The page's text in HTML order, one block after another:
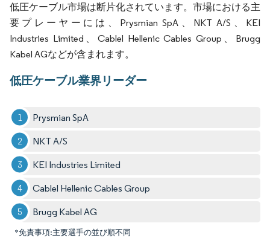
低圧ケーブル市場は断片化されています。市場における主
要プレーヤーには、Prysmian SpA、NKT A/S、KEI
Industries Limited、Cablel Hellenic Cables Group、Brugg
Kabel AGなどが含まれます。
低圧ケーブル業界リーダー
Prysmian SpA
NKT A/S
KEI Industries Limited
Cablel Hellenic Cables Group
Brugg Kabel AG
*免責事項:主要選手の並び順不同